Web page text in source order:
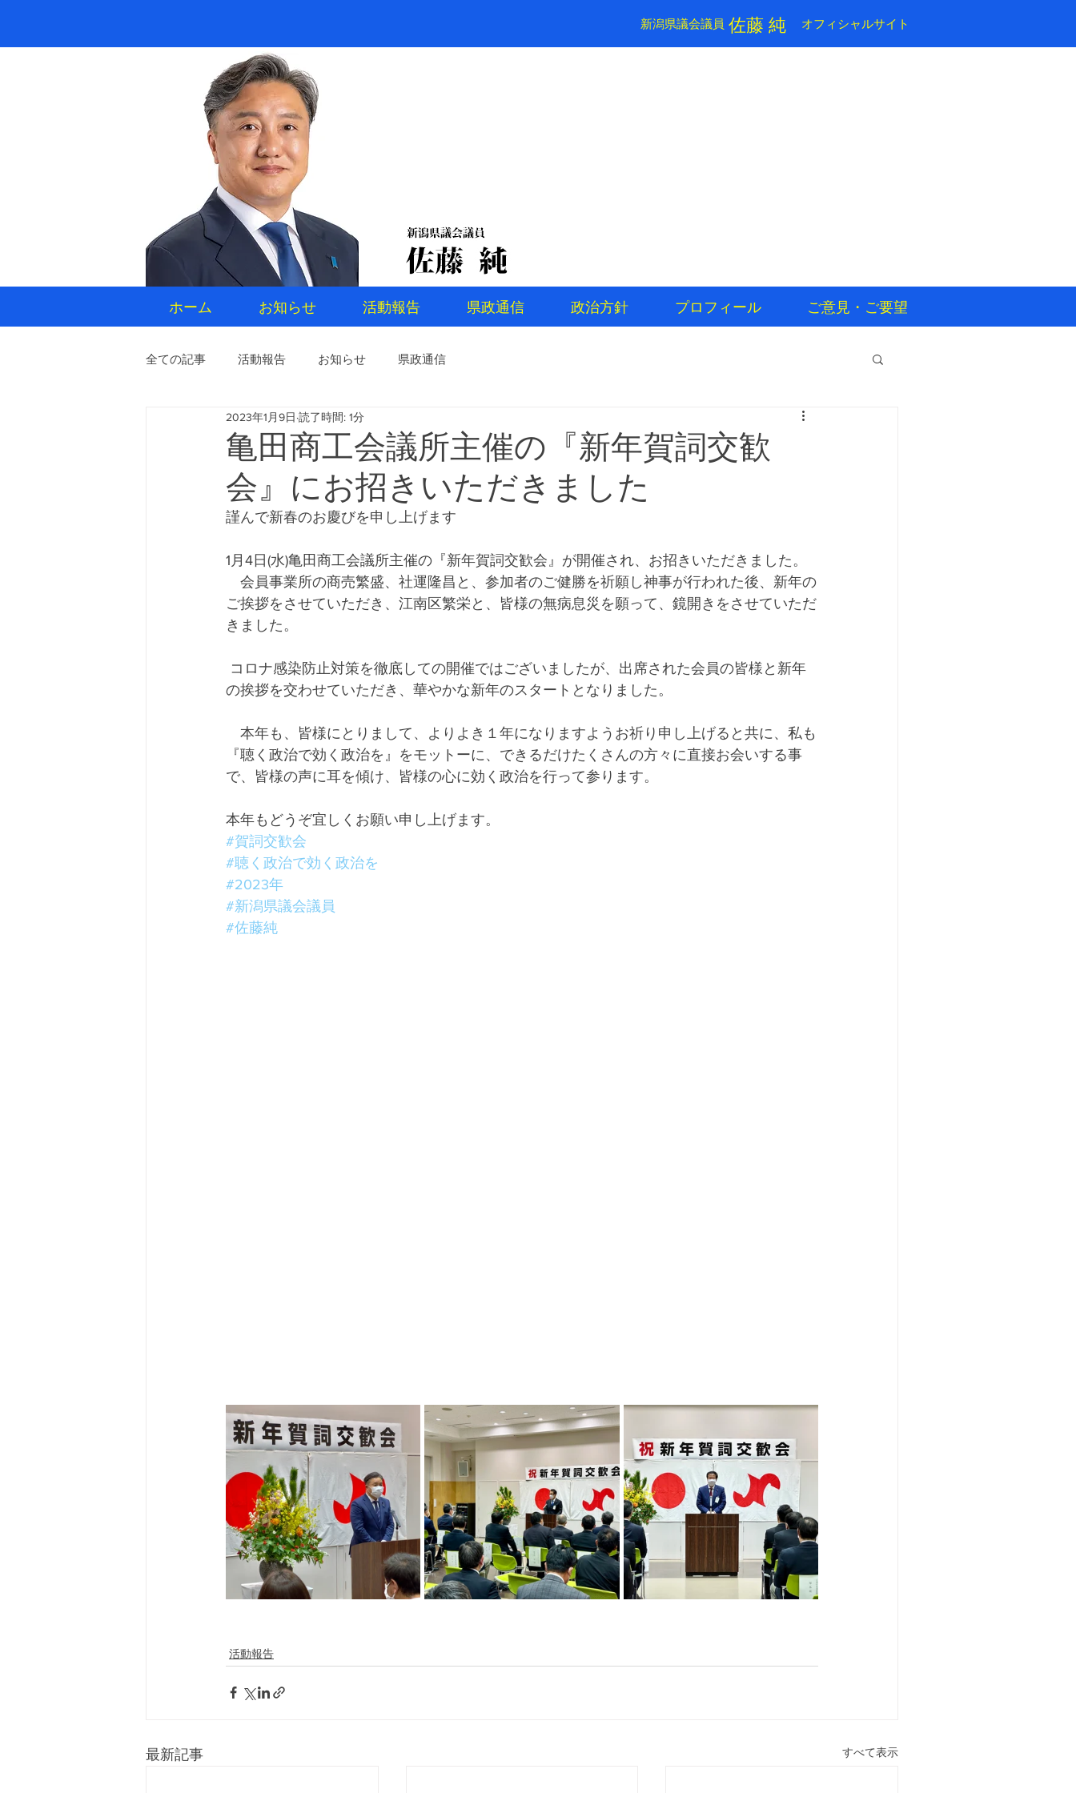
新潟県議会議員 ​佐藤 純 ​オフィシャルサイト
ホーム お知らせ 活動報告 県政通信 政治方針 プロフィール ご意見・ご要望
全ての記事 活動報告 お知らせ 県政通信
亀田商工会議所主催の『新年賀詞交歓
会』にお招きいただきました
2023年1月9日 読了時間: 1分
謹んで新春のお慶びを申し上げます
1月4日(水)亀田商工会議所主催の『新年賀詞交歓会』が開催され、お招きいただきました。
会員事業所の商売繁盛、社運隆昌と、参加者のご健勝を祈願し神事が行われた後、新年の
ご挨拶をさせていただき、江南区繁栄と、皆様の無病息災を願って、鏡開きをさせていただ
きました。
の挨拶を交わせていただき、華やかな新年のスタートとなりました。
本年も、皆様にとりまして、よりよき１年になりますようお祈り申し上げると共に、私も
『聴く政治で効く政治を』をモットーに、できるだけたくさんの方々に直接お会いする事
で、皆様の声に耳を傾け、皆様の心に効く政治を行って参ります。
本年もどうぞ宜しくお願い申し上げます。
#賀詞交歓会
#聴く政治で効く政治を
#2023年
#新潟県議会議員
#佐藤純
活動報告
最新記事 すべて表示